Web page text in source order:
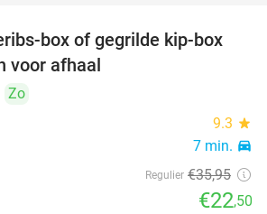
37%
box of gegrilde kip-box
voor afhaal
Zo
9.3 star
7 min. directions_car
Regulier €35,95
€22,50